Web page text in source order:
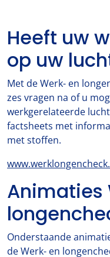
Heeft uw
op uw
Met de Werk- en
zes vragen na of u
werkgerelateerde
factsheets met
met stoffen.
Animaties
Onderstaande
de Werk- en